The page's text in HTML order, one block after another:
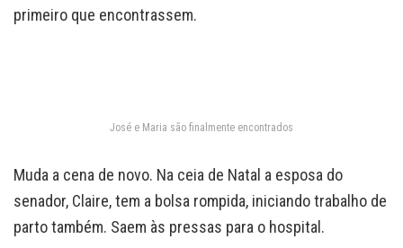
primeiro que encontrassem.
José e Maria são finalmente encontrados
Muda a cena de novo. Na ceia de Natal a esposa do
senador, Claire, tem a bolsa rompida, iniciando trabalho de
parto também. Saem às pressas para o hospital.